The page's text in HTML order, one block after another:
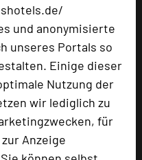
und anonymisierte
unseres Portals so
Einige dieser
Nutzung der
wir lediglich zu
für
Anzeige